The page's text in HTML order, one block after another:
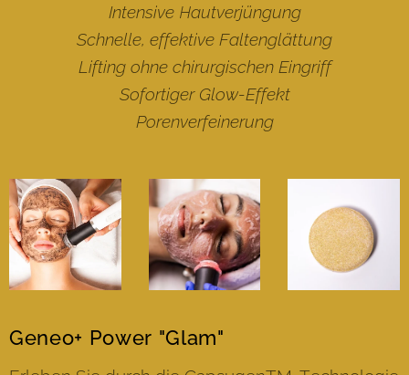
Intensive Hautverjüngung
Schnelle, effektive Faltenglättung
Lifting ohne chirurgischen Eingriff
Sofortiger Glow-Effekt
Porenverfeinerung
Geneo+ Power "Glam"